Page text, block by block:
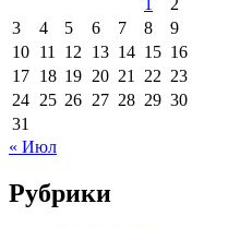
1
2
3
4 5 6 7 8
9
10 11 12 13 14 15 16
17 18 19 20 21 22 23
24 25 26 27 28 29 30
31
« Июл
Рубрики